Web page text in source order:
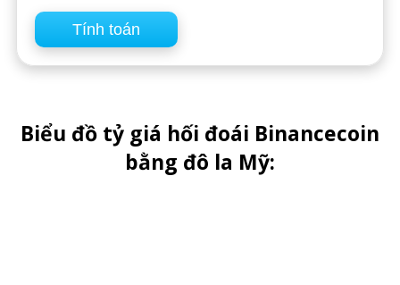
Biểu đồ tỷ giá hối đoái Binancecoin
bằng đô la Mỹ: